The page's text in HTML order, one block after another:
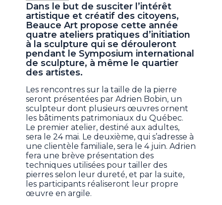
Dans le but de susciter l’intérêt
artistique et créatif des citoyens,
Beauce Art propose cette année
quatre ateliers pratiques d’initiation
à la sculpture qui se dérouleront
pendant le Symposium international
de sculpture, à même le quartier
des artistes.
Les rencontres sur la taille de la pierre
seront présentées par Adrien Bobin, un
sculpteur dont plusieurs œuvres ornent
les bâtiments patrimoniaux du Québec.
Le premier atelier, destiné aux adultes,
sera le 24 mai. Le deuxième, qui s’adresse à
une clientèle familiale, sera le 4 juin. Adrien
fera une brève présentation des
techniques utilisées pour tailler des
pierres selon leur dureté, et par la suite,
les participants réaliseront leur propre
œuvre en argile.